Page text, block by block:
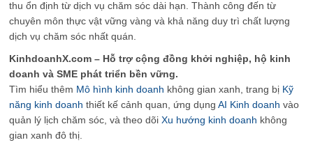
thu ổn định từ dịch vụ chăm sóc dài hạn. Thành công đến từ
chuyên môn thực vật vững vàng và khả năng duy trì chất lượng
dịch vụ chăm sóc nhất quán.
KinhdoanhX.com – Hỗ trợ cộng đồng khởi nghiệp, hộ kinh
doanh và SME phát triển bền vững.
Tìm hiểu thêm Mô hình kinh doanh không gian xanh, trang bị Kỹ
năng kinh doanh thiết kế cảnh quan, ứng dụngAI Kinh doanh vào
quản lý lịch chăm sóc, và theo dõiXu hướng kinh doanh không
gian xanh đô thị.